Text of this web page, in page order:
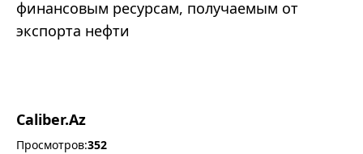
финансовым ресурсам, получаемым от
экспорта нефти
Caliber.Az
Просмотров:352